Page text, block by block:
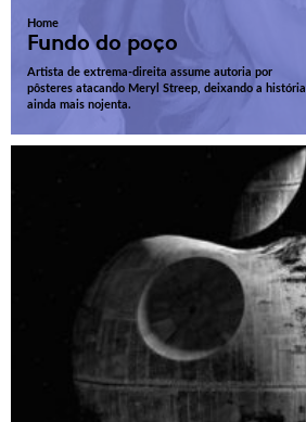
Home
Fundo do poço
Artista de extrema-direita assume autoria por
pôsteres atacando Meryl Streep, deixando a história
ainda mais nojenta.